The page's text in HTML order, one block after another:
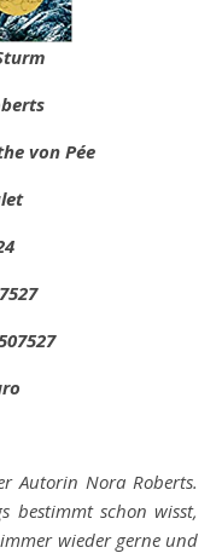
von Pée
Autorin Nora Roberts.
bestimmt schon wisst,
wieder gerne und